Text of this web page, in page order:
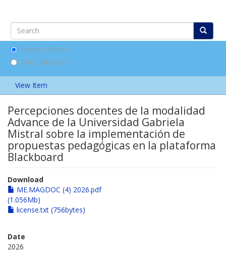
Search DSpace
This Collection
View Item
Percepciones docentes de la modalidad
Advance de la Universidad Gabriela
Mistral sobre la implementación de
propuestas pedagógicas en la plataforma
Blackboard
Download
ME.MAGDOC (4) 2026.pdf
(1.056Mb)
license.txt (756bytes)
Date
2026